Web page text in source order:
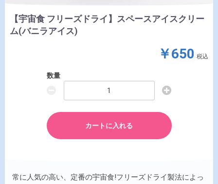
【宇宙食 フリーズドライ】スペースアイスクリー
ム(バニラアイス)
￥650 税込
数量
カートに入れる
常に人気の高い、定番の宇宙食!フリーズドライ製法によっ